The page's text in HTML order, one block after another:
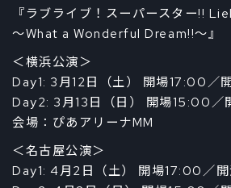
『ラブライブ！スーパースター!!
～What a Wonderful Dream!!～』
＜横浜公演＞
Day1: 3月12日（土） 開場17:00／
Day2: 3月13日（日） 開場15:00／
会場：ぴあアリーナMM
＜名古屋公演＞
Day1: 4月2日（土） 開場17:00／